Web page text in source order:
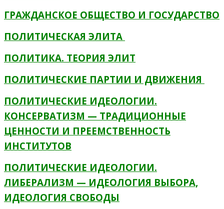
ГРАЖДАНСКОЕ ОБЩЕСТВО И ГОСУДАРСТВО
ПОЛИТИЧЕСКАЯ ЭЛИТА
ПОЛИТИКА. ТЕОРИЯ ЭЛИТ
ПОЛИТИЧЕСКИЕ ПАРТИИ И ДВИЖЕНИЯ
ПОЛИТИЧЕСКИЕ ИДЕОЛОГИИ.
КОНСЕРВАТИЗМ — ТРАДИЦИОННЫЕ
ЦЕННОСТИ И ПРЕЕМСТВЕННОСТЬ
ИНСТИТУТОВ
ПОЛИТИЧЕСКИЕ ИДЕОЛОГИИ.
ЛИБЕРАЛИЗМ — ИДЕОЛОГИЯ ВЫБОРА,
ИДЕОЛОГИЯ СВОБОДЫ